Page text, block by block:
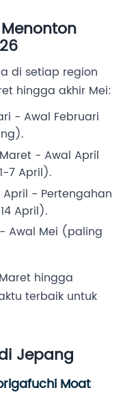
di setiap region
hingga akhir Mei:
- Awal Februari
- Awal April
7 April).
April - Pertengahan
April).
Awal Mei (paling
hingga
terbaik untuk
Jepang
Moat